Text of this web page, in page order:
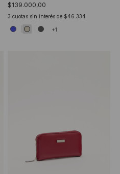
$139.000,00
3 cuotas sin interés de $46.334
+1